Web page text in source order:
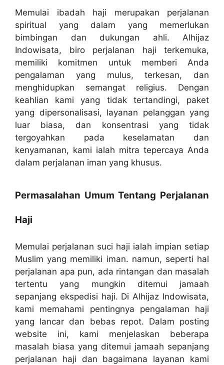
Memulai ibadah haji merupakan perjalanan
spiritual yang dalam yang memerlukan
bimbingan dan dukungan ahli. Alhijaz
Indowisata, biro perjalanan haji terkemuka,
memiliki komitmen untuk memberi Anda
pengalaman yang mulus, terkesan, dan
menghidupkan semangat religius. Dengan
keahlian kami yang tidak tertandingi, paket
yang dipersonalisasi, layanan pelanggan yang
luar biasa, dan konsentrasi yang tidak
tergoyahkan pada keselamatan dan
kenyamanan, kami ialah mitra tepercaya Anda
dalam perjalanan iman yang khusus.
Permasalahan Umum Tentang Perjalanan
Haji
Memulai perjalanan suci haji ialah impian setiap
Muslim yang memiliki iman. namun, seperti hal
perjalanan apa pun, ada rintangan dan masalah
tertentu yang mungkin ditemui jamaah
sepanjang ekspedisi haji. Di Alhijaz Indowisata,
kami memahami pentingnya pengalaman haji
yang lancar dan bebas repot. Dalam posting
website ini, kami menjelaskan beberapa
masalah biasa yang ditemui jamaah sepanjang
perjalanan haji dan bagaimana layanan kami